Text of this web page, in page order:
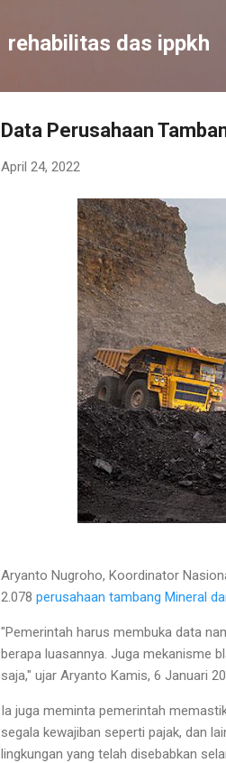
rehabilitas das ippkh
Data Perusahaan
April 24, 2022
Aryanto Nugroho, Koordinator
2.078 perusahaan tambang Mineral
"Pemerintah harus membuka data
berapa luasannya. Juga mekanisme
saja," ujar Aryanto Kamis, 6 Januari
Ia juga meminta pemerintah
segala kewajiban seperti pajak, dan
lingkungan yang telah disebabkan